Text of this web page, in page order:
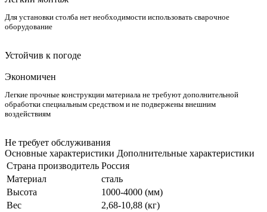
Для установки столба нет необходимости использовать сварочное
оборудование
Устойчив к погоде
Экономичен
Легкие прочные конструкции материала не требуют дополнительной
обработки специальным средством и не подвержены внешним
воздействиям
Не требует обслуживания
Основные характеристики Дополнительные характеристики
Страна производитель Россия
Материал
сталь
Высота
1000-4000 (мм)
Вес
2,68-10,88 (кг)